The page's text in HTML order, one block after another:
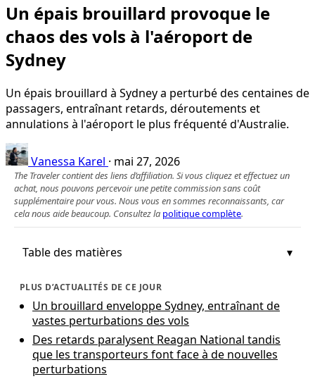
Un épais brouillard provoque le
chaos des vols à l'aéroport de
Sydney
Un épais brouillard à Sydney a perturbé des centaines de
passagers, entraînant retards, déroutements et
annulations à l'aéroport le plus fréquenté d'Australie.
Vanessa Karel · mai 27, 2026
The Traveler contient des liens d’affiliation. Si vous cliquez et effectuez un
achat, nous pouvons percevoir une petite commission sans coût
supplémentaire pour vous. Nous vous en sommes reconnaissants, car
cela nous aide beaucoup. Consultez la politique complète.
Table des matières
PLUS D’ACTUALITÉS DE CE JOUR
Un brouillard enveloppe Sydney, entraînant de
vastes perturbations des vols
Des retards paralysent Reagan National tandis
que les transporteurs font face à de nouvelles
perturbations